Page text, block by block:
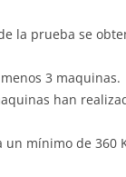
la prueba se
3 maquinas.
han
un mínimo de 360